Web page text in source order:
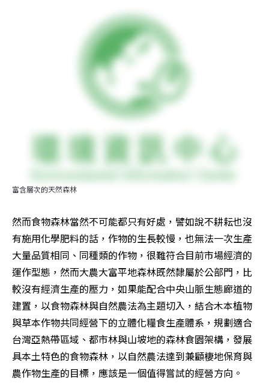
富含層次的天然森林
然而食物森林當然不可能都只有好處，譬如說不耕耘也沒
有施用化學肥料的話，作物的生長較慢，也無法一次生產
大量品質相同、同種類的作物，很難符合目前市場經濟的
運作型態，然而大農大富平地森林既然隸屬於公部門，比
較沒有經濟生產的壓力，如果能配合中央山脈生態廊道的
建置，以食物森林與自然農法為主題切入，結合木本植物
與草本作物共同經營下的立體化糧食生產體系，規劃適合
台灣亞熱帶區域、都市林與山坡地的森林食園架構，發展
具本土特色的食物森林，以自然農法達到兼顧棲地保育與
農作物生產的目標，應該是一個值得嘗試的經營方向。